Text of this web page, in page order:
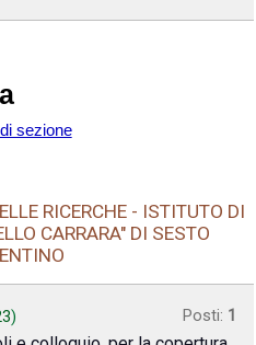
sezione
RICERCHE - ISTITUTO DI
CARRARA" DI SESTO
) Posti: 1